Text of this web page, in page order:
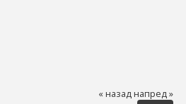
« назад напред »